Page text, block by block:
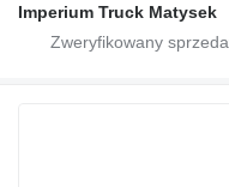
Imperium Truck Matysek